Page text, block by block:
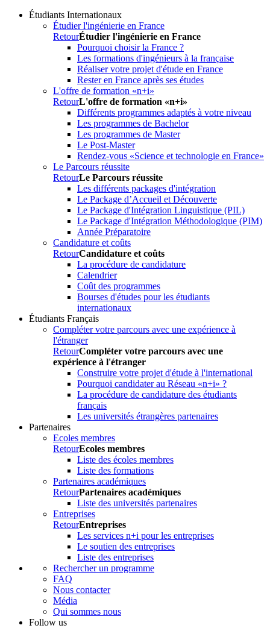
Étudiants Internationaux
Étudier l'ingénierie en France
RetourÉtudier l'ingénierie en France
Pourquoi choisir la France ?
Les formations d'ingénieurs à la française
Réaliser votre projet d'étude en France
Rester en France après ses études
L'offre de formation «n+i»
RetourL'offre de formation «n+i»
Différents programmes adaptés à votre niveau
Les programmes de Bachelor
Les programmes de Master
Le Post-Master
Rendez-vous «Science et technologie en France»
Le Parcours réussite
RetourLe Parcours réussite
Les différents packages d'intégration
Le Package d’Accueil et Découverte
Le Package d'Intégration Linguistique (PIL)
Le Package d'Intégration Méthodologique (PIM)
Année Préparatoire
Candidature et coûts
RetourCandidature et coûts
La procédure de candidature
Calendrier
Coût des programmes
Bourses d'études pour les étudiants
internationaux
Étudiants Français
Compléter votre parcours avec une expérience à
l'étranger
RetourCompléter votre parcours avec une
expérience à l'étranger
Construire votre projet d'étude à l'international
Pourquoi candidater au Réseau «n+i» ?
La procédure de candidature des étudiants
français
Les universités étrangères partenaires
Partenaires
Ecoles membres
RetourEcoles membres
Liste des écoles membres
Liste des formations
Partenaires académiques
RetourPartenaires académiques
Liste des universités partenaires
Entreprises
RetourEntreprises
Les services n+i pour les entreprises
Le soutien des entreprises
Liste des entreprises
Rechercher un programme
FAQ
Nous contacter
Média
Qui sommes nous
Follow us